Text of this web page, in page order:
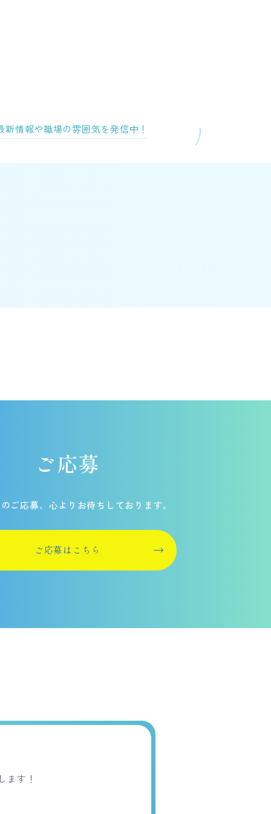
新情報や職場の雰囲気を発信中！
ご応募
ご応募、 心よりお待ちしております。
ご応募はこちら
ます！